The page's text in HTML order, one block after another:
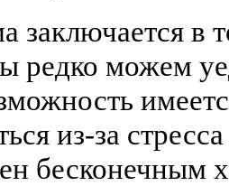
заключается в
редко можем
из-за
бесконечным